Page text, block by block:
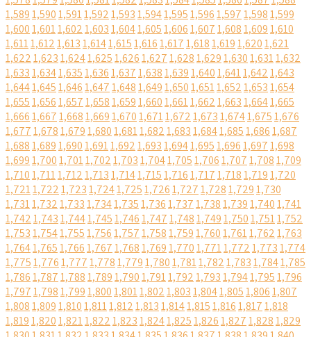
1,5891,5901,5911,5921,5931,5941,5951,5961,5971,5981,599
1,6001,6011,6021,6031,6041,6051,6061,6071,6081,6091,610
1,6111,6121,6131,6141,6151,6161,6171,6181,6191,6201,621
1,6221,6231,6241,6251,6261,6271,6281,6291,6301,6311,632
1,6331,6341,6351,6361,6371,6381,6391,6401,6411,6421,643
1,6441,6451,6461,6471,6481,6491,6501,6511,6521,6531,654
1,6551,6561,6571,6581,6591,6601,6611,6621,6631,6641,665
1,6661,6671,6681,6691,6701,6711,6721,6731,6741,6751,676
1,6771,6781,6791,6801,6811,6821,6831,6841,6851,6861,687
1,6881,6891,6901,6911,6921,6931,6941,6951,6961,6971,698
1,6991,7001,7011,7021,7031,7041,7051,7061,7071,7081,709
1,7101,7111,7121,7131,7141,7151,7161,7171,7181,7191,720
1,7211,7221,7231,7241,7251,7261,7271,7281,7291,730
1,7311,7321,7331,7341,7351,7361,7371,7381,7391,7401,741
1,7421,7431,7441,7451,7461,7471,7481,7491,7501,7511,752
1,7531,7541,7551,7561,7571,7581,7591,7601,7611,7621,763
1,7641,7651,7661,7671,7681,7691,7701,7711,7721,7731,774
1,7751,7761,7771,7781,7791,7801,7811,7821,7831,7841,785
1,7861,7871,7881,7891,7901,7911,7921,7931,7941,7951,796
1,7971,7981,7991,8001,8011,8021,8031,8041,8051,8061,807
1,8081,8091,8101,8111,8121,8131,8141,8151,8161,8171,818
1,8191,8201,8211,8221,8231,8241,8251,8261,8271,8281,829